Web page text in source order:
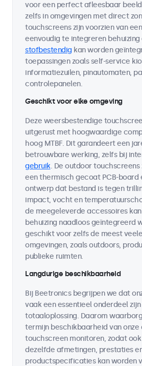
voor een perfect afleesbaar
zelfs in omgevingen met direct
touchscreens zijn voorzien van
eenvoudig te integreren behuizing
stofbestendig kan worden
toepassingen zoals self-service
informatiezuilen, pinautomaten,
controlepanelen.
Geschikt voor elke omgeving
Deze weersbestendige
uitgerust met hoogwaardige
hoog MTBF. Dit garandeert een
betrouwbare werking, zelfs bij
gebruik. De outdoor touchscreens
een thermisch gecoat PCB-board
ontwerp dat bestand is tegen
impact, vocht en
de meegeleverde accessoires
behuizing naadloos geïntegreerd
geschikt voor zelfs de meest
omgevingen, zoals outdoors,
publieke ruimten.
Langdurige beschikbaarheid
Bij Beetronics begrijpen we dat
vaak een essentieel onderdeel zijn
totaaloplossing. Daarom
termijn beschikbaarheid van onze
touchscreen monitoren, zodat
dezelfde afmetingen, prestaties
productspecificaties kan worden